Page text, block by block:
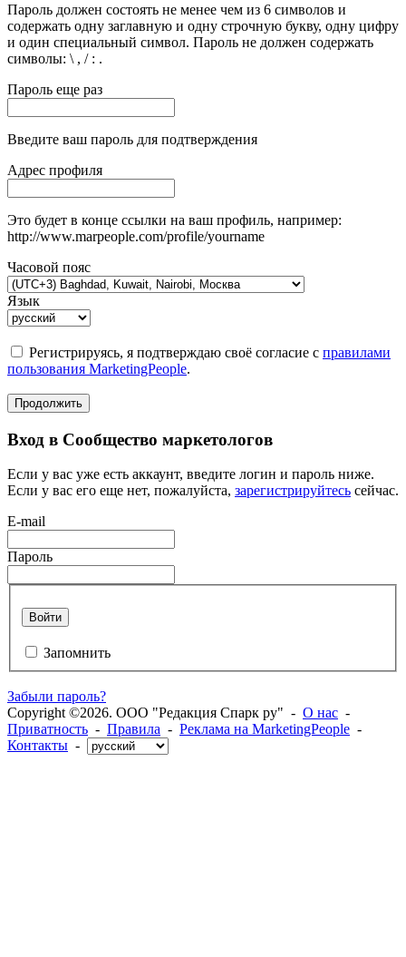
Пароль должен состоять не менее чем из 6 символов и
содержать одну заглавную и одну строчную букву, одну цифру
и один специальный символ. Пароль не должен содержать
символы: \ , / : .
Пароль еще раз
Введите ваш пароль для подтверждения
Адрес профиля
Это будет в конце ссылки на ваш профиль, например:
http://www.marpeople.com/profile/yourname
Часовой пояс
Язык
Регистрируясь, я подтверждаю своё согласие с правилами
пользования MarketingPeople.
Продолжить
Вход в Сообщество маркетологов
Если у вас уже есть аккаунт, введите логин и пароль ниже.
Если у вас его еще нет, пожалуйста, зарегистрируйтесь сейчас.
E-mail
Пароль
Войти
Запомнить
Забыли пароль?
Copyright ©2026. ООО "Редакция Спарк ру" - О нас -
Приватность - Правила - Реклама на MarketingPeople -
Контакты -